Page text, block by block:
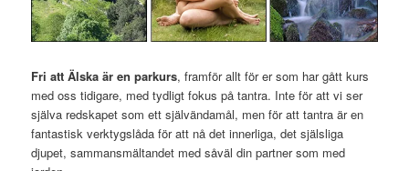
Fri att Älska är en parkurs, framför allt för er som har gått kurs
med oss tidigare, med tydligt fokus på tantra. Inte för att vi ser
själva redskapet som ett självändamål, men för att tantra är en
fantastisk verktygslåda för att nå det innerliga, det själsliga
djupet, sammansmältandet med såväl din partner som med